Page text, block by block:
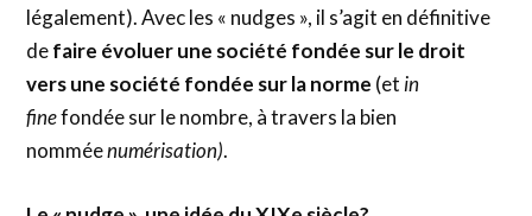
légalement). Avec les « nudges », il s’agit en définitive
defaire évoluer une société fondée sur le droit
vers une société fondée sur la norme (et in
finefondée sur le nombre, à travers la bien
nomméenumérisation).